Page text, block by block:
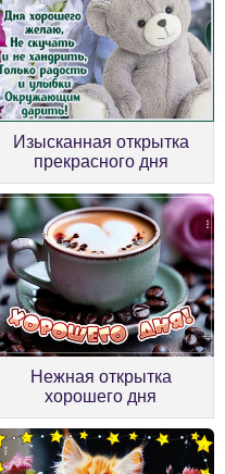
Изысканная открытка
прекрасного дня
Нежная открытка
хорошего дня